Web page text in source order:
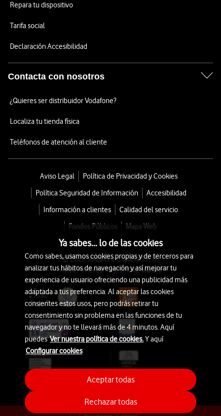
Repara tu dispositivo
Tarifa social
Declaración Accesibilidad
Contacta con nosotros
¿Quieres ser distribuidor Vodafone?
Localiza tu tienda física
Teléfonos de atención al cliente
Aviso Legal
Política de Privacidad y Cookies
Política Seguridad de Información
Accesibilidad
Información a clientes
Calidad del servicio
Fondos Públicos
Mapa Web
© 2026 Vodafone España S.A.U.
Avda. América 115, 28042 Madrid
Ya sabes... lo de las cookies
Como sabes, usamos cookies propias y de terceros para
analizar tus hábitos de navegación y así mejorar tu
experiencia de usuario ofreciendo una publicidad más
adaptada a tus preferencia. Al aceptar las cookies
consientes estos usos, pero podrás retirar tu
consentimiento sin problema en las funciones de tu
navegador y no te llevará más de 4 minutos. Aquí
puedesVer nuestra política de cookies.Y aquí
Configurar cookies
Rechazar todas
Aceptar todas